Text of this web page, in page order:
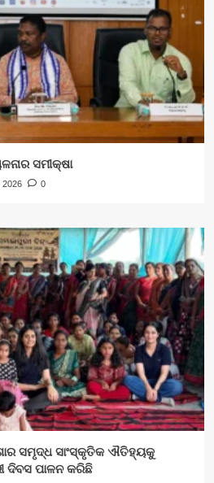
ସମୀକ୍ଷା
2026 0
ସମୃଦ୍ଧ ସାଂସ୍କୃତିକ ଐତିହ୍ୟକୁ
ଦିବସ ପାଳନ କରିଛି